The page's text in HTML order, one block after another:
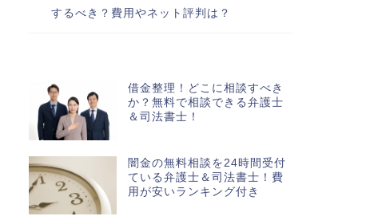
するべき？費用やネット評判は？
借金整理！どこに相談すべき
か？無料で相談できる弁護士
＆司法書士！
闇金の無料相談を24時間受付
ている弁護士＆司法書士！費
用が安いランキング付き